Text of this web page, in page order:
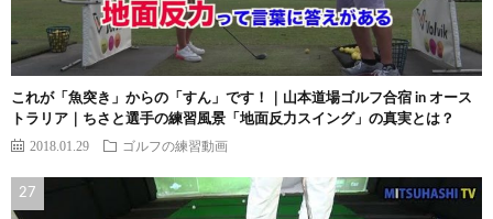
これが「魚突き」からの「すん」です！｜山本道場ゴルフ合宿 in オース
トラリア｜ちさと選手の練習風景「地面反力スイング」の真実とは？
2018.01.29 ゴルフの練習動画